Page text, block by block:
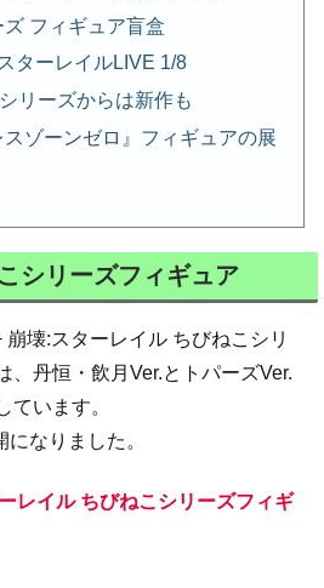
フィギュア盲盒
ターレイルLIVE 1/8
リーズからは新作も
スゾーンゼロ』フィギュアの展
シリーズフィギュア
壊:スターレイル ちびねこシリ
、丹恒・飲月Ver.とトパーズVer.
ています。
なりました。
レイル ちびねこシリーズフィギ